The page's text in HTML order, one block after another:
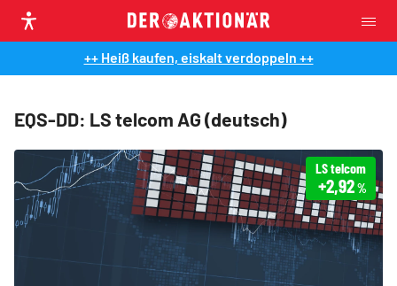
++ Heiß kaufen, eiskalt verdoppeln ++
EQS-DD: LS telcom AG (deutsch)
LS telcom
+2,92%